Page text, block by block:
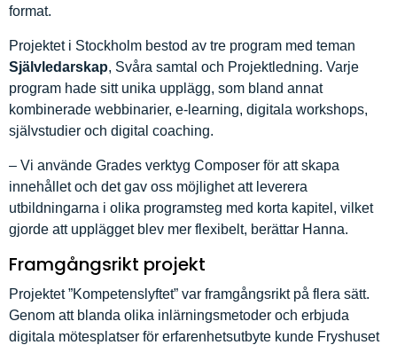
format.
Projektet i Stockholm bestod av tre program med teman
Självledarskap, Svåra samtal och Projektledning. Varje
program hade sitt unika upplägg, som bland annat
kombinerade webbinarier, e-learning, digitala workshops,
självstudier och digital coaching.
– Vi använde Grades verktyg Composer för att skapa
innehållet och det gav oss möjlighet att leverera
utbildningarna i olika programsteg med korta kapitel, vilket
gjorde att upplägget blev mer flexibelt, berättar Hanna.
Framgångsrikt projekt
Projektet ”Kompetenslyftet” var framgångsrikt på flera sätt.
Genom att blanda olika inlärningsmetoder och erbjuda
digitala mötesplatser för erfarenhetsutbyte kunde Fryshuset